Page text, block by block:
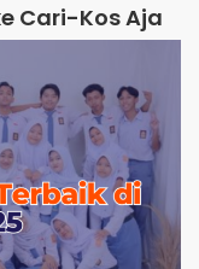
Cari-Kos Aja